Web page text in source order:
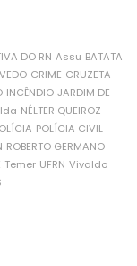
DO RN Assu BATATA
CRIME CRUZETA
INCÊNDIO JARDIM DE
NÉLTER QUEIROZ
POLÍCIA CIVIL
ROBERTO GERMANO
Temer UFRN Vivaldo